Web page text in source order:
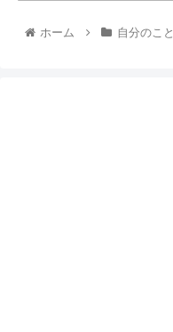
ホーム 自分のこと